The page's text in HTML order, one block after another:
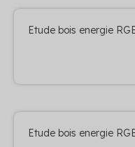
Etude bois energie
Etude bois energie